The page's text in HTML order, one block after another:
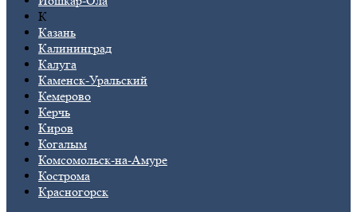
К
Казань
Калининград
Калуга
Каменск-Уральский
Кемерово
Керчь
Киров
Когалым
Комсомольск-на-Амуре
Кострома
Красногорск